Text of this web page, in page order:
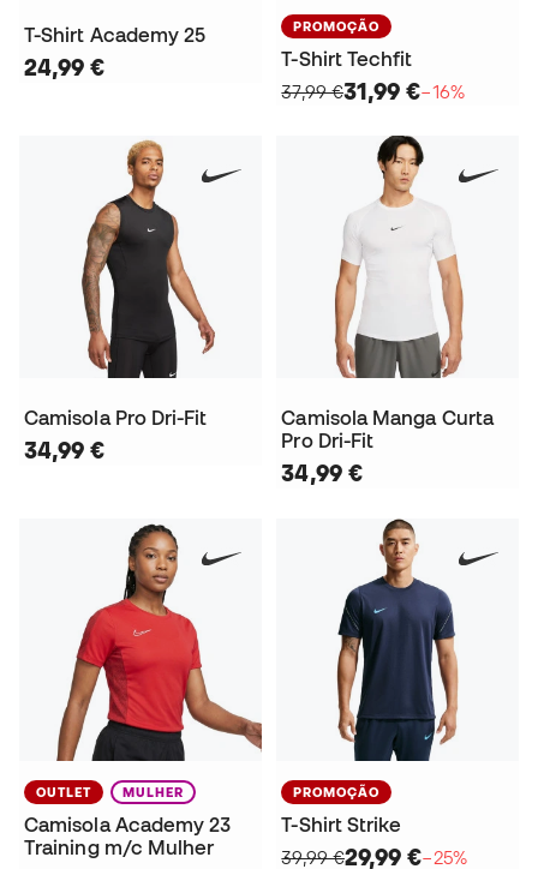
T-Shirt Academy 25
24,99 €
PROMOÇÃO
T-Shirt Techfit
37,99 €31,99 €−16%
Camisola Pro Dri-Fit
34,99 €
Camisola Manga Curta
Pro Dri-Fit
34,99 €
OUTLET MULHER
Camisola Academy 23
Training m/c Mulher
PROMOÇÃO
T-Shirt Strike
39,99 €29,99 €−25%